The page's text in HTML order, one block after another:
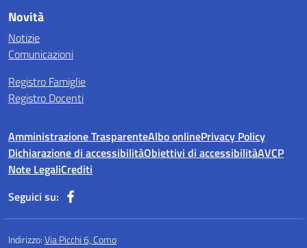
Novità
Notizie
Comunicazioni
Registro Famiglie
Registro Docenti
Amministrazione TrasparenteAlbo onlinePrivacy Policy
Dichiarazione di accessibilitàObiettivi di accessibilitàAVCP
Note LegaliCrediti
Seguici su:
Indirizzo:Via Picchi 6, Como